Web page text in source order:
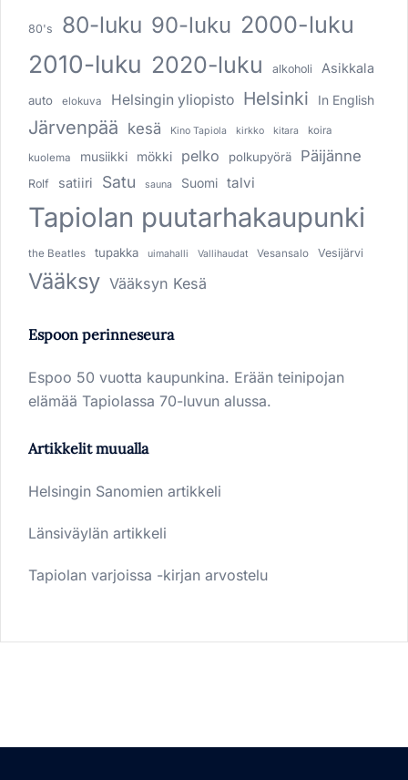
80's 80-luku 90-luku 2000-luku
2010-luku 2020-luku alkoholi Asikkala
auto elokuva Helsingin yliopisto Helsinki In English
Järvenpää kesä Kino Tapiola kirkko kitara koira
kuolema musiikki mökki pelko polkupyörä Päijänne
Rolf satiiri Satu sauna Suomi talvi
Tapiolan puutarhakaupunki
the Beatles tupakka uimahalli Vallihaudat Vesansalo Vesijärvi
Vääksy Vääksyn Kesä
Espoon perinneseura
Espoo 50 vuotta kaupunkina. Erään teinipojan
elämää Tapiolassa 70-luvun alussa.
Artikkelit muualla
Helsingin Sanomien artikkeli
Länsiväylän artikkeli
Tapiolan varjoissa -kirjan arvostelu